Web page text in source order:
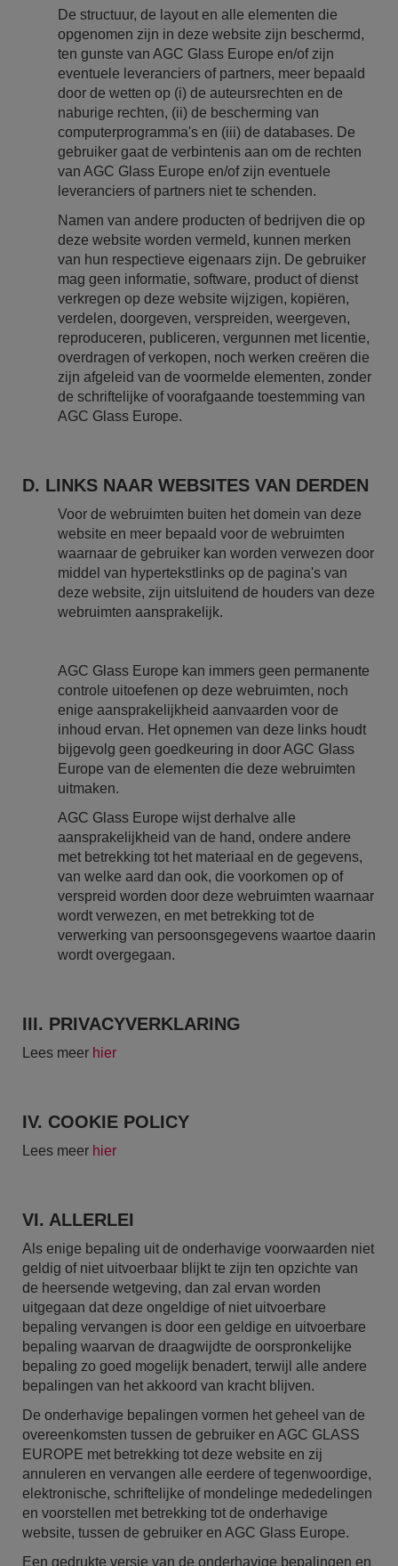
De structuur, de layout en alle elementen die
opgenomen zijn in deze website zijn beschermd,
ten gunste van AGC Glass Europe en/of zijn
eventuele leveranciers of partners, meer bepaald
door de wetten op (i) de auteursrechten en de
naburige rechten, (ii) de bescherming van
computerprogramma's en (iii) de databases. De
gebruiker gaat de verbintenis aan om de rechten
van AGC Glass Europe en/of zijn eventuele
leveranciers of partners niet te schenden.
Namen van andere producten of bedrijven die op
deze website worden vermeld, kunnen merken
van hun respectieve eigenaars zijn. De gebruiker
mag geen informatie, software, product of dienst
verkregen op deze website wijzigen, kopiëren,
verdelen, doorgeven, verspreiden, weergeven,
reproduceren, publiceren, vergunnen met licentie,
overdragen of verkopen, noch werken creëren die
zijn afgeleid van de voormelde elementen, zonder
de schriftelijke of voorafgaande toestemming van
AGC Glass Europe.
D. LINKS NAAR WEBSITES VAN DERDEN
Voor de webruimten buiten het domein van deze
website en meer bepaald voor de webruimten
waarnaar de gebruiker kan worden verwezen door
middel van hypertekstlinks op de pagina's van
deze website, zijn uitsluitend de houders van deze
webruimten aansprakelijk.
AGC Glass Europe kan immers geen permanente
controle uitoefenen op deze webruimten, noch
enige aansprakelijkheid aanvaarden voor de
inhoud ervan. Het opnemen van deze links houdt
bijgevolg geen goedkeuring in door AGC Glass
Europe van de elementen die deze webruimten
uitmaken.
AGC Glass Europe wijst derhalve alle
aansprakelijkheid van de hand, ondere andere
met betrekking tot het materiaal en de gegevens,
van welke aard dan ook, die voorkomen op of
verspreid worden door deze webruimten waarnaar
wordt verwezen, en met betrekking tot de
verwerking van persoonsgegevens waartoe daarin
wordt overgegaan.
III. PRIVACYVERKLARING
Lees meer hier
IV. COOKIE POLICY
Lees meer hier
VI. ALLERLEI
Als enige bepaling uit de onderhavige voorwaarden niet
geldig of niet uitvoerbaar blijkt te zijn ten opzichte van
de heersende wetgeving, dan zal ervan worden
uitgegaan dat deze ongeldige of niet uitvoerbare
bepaling vervangen is door een geldige en uitvoerbare
bepaling waarvan de draagwijdte de oorspronkelijke
bepaling zo goed mogelijk benadert, terwijl alle andere
bepalingen van het akkoord van kracht blijven.
De onderhavige bepalingen vormen het geheel van de
overeenkomsten tussen de gebruiker en AGC GLASS
EUROPE met betrekking tot deze website en zij
annuleren en vervangen alle eerdere of tegenwoordige,
elektronische, schriftelijke of mondelinge mededelingen
en voorstellen met betrekking tot de onderhavige
website, tussen de gebruiker en AGC Glass Europe.
Een gedrukte versie van de onderhavige bepalingen en